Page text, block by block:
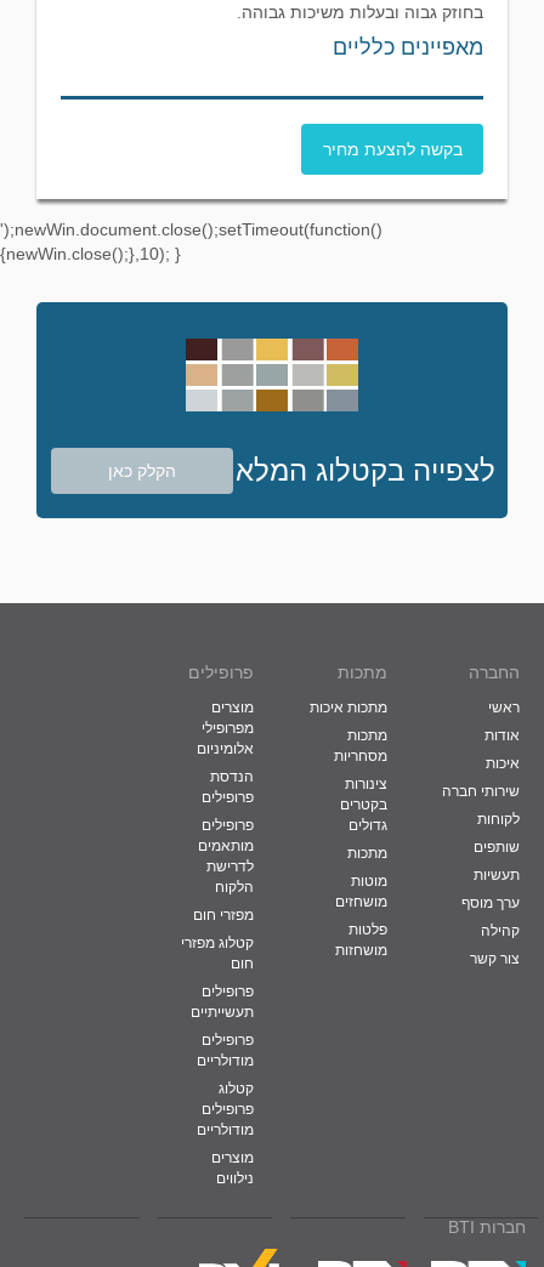
בחוזק גבוה ובעלות משיכות גבוהה.
מאפיינים כלליים
בקשה להצעת מחיר
');newWin.document.close();setTimeout(function()
{newWin.close();},10); }
לצפייה בקטלוג המלא הקלק כאן
החברה
ראשי
אודות
איכות
שירותי חברה
לקוחות
שותפים
תעשיות
ערך מוסף
קהילה
צור קשר
מתכות
מתכות איכות
מתכות
מסחריות
צינורות
בקטרים
גדולים
מתכות
מוטות
מושחזים
פלטות
מושחזות
פרופילים
מוצרים
מפרופילי
אלומיניום
הנדסת
פרופילים
פרופילים
מותאמים
לדרישת
הלקוח
מפזרי חום
קטלוג מפזרי
חום
פרופילים
תעשייתיים
פרופילים
מודולריים
קטלוג
פרופילים
מודולריים
מוצרים
נילווים
חברות BTI